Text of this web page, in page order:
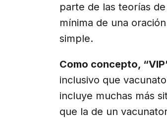
parte de las teorías
mínima de una
simple.
Como concepto,
inclusivo que
incluye muchas más
que la de un